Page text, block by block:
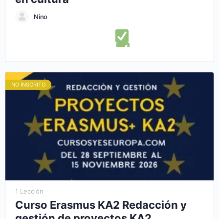
Nino
para el diseño de una estructura de plan de negocios
Presentar con éxito un plan de negocio cultural
Descubrir
herramientas para diseñar un plan de empresa cultural
Aprender a administrar y ejecutar correctamente tu plan de
NO INSCRITO
1 Lección
Curso Erasmus KA2 Redacción y